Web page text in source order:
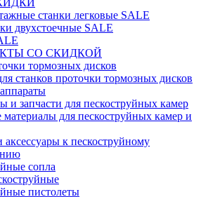
станки легковые SALE
двухстоечные SALE
СО СКИДКОЙ
тормозных дисков
станков проточки тормозных дисков
и запчасти для пескоструйных камер
материалы для пескоструйных камер и
аксессуары к пескоструйному
сопла
пистолеты